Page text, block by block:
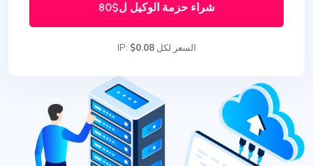
شراء حزمة الوكيل ل$80
السعر لكل IP:$0.08